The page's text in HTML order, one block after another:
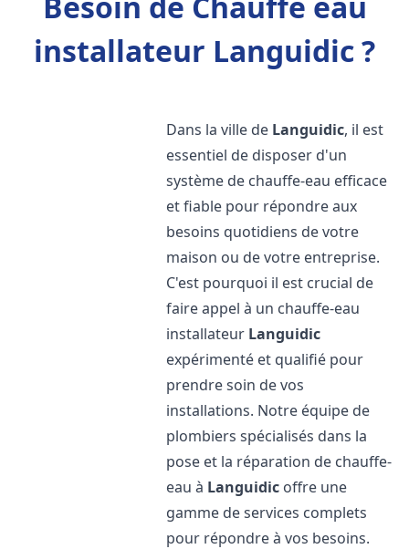
installateur Languidic ?
Dans la ville de Languidic, il est
essentiel de disposer d'un
système de chauffe-eau efficace
et fiable pour répondre aux
besoins quotidiens de votre
maison ou de votre entreprise.
C'est pourquoi il est crucial de
faire appel à un chauffe-eau
installateur Languidic
expérimenté et qualifié pour
prendre soin de vos
installations. Notre équipe de
plombiers spécialisés dans la
pose et la réparation de chauffe-
eau à Languidic offre une
gamme de services complets
pour répondre à vos besoins.